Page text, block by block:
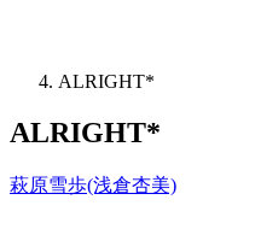
ALRIGHT*
ALRIGHT*
萩原雪歩(浅倉杏美)